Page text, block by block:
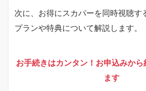
次に、お得にスカパーを同時視聴す
プランや特典について解説します。
お手続きはカンタン！お申込みか
ます